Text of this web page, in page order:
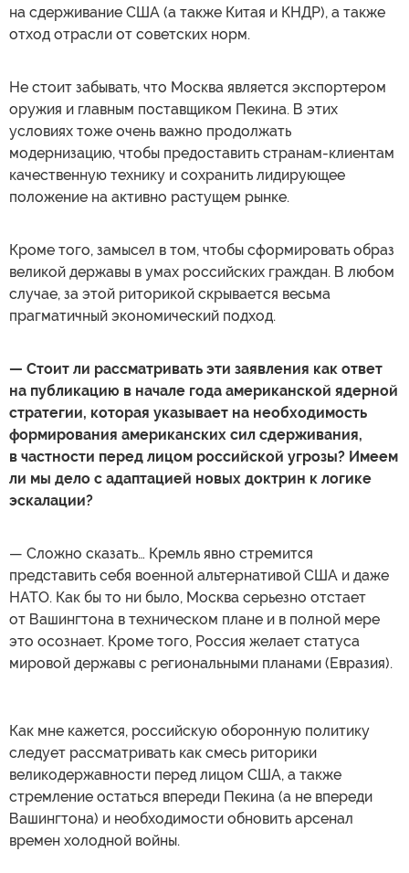
на сдерживание США (а также Китая и КНДР), а также
отход отрасли от советских норм.
Не стоит забывать, что Москва является экспортером
оружия и главным поставщиком Пекина. В этих
условиях тоже очень важно продолжать
модернизацию, чтобы предоставить странам-клиентам
качественную технику и сохранить лидирующее
положение на активно растущем рынке.
Кроме того, замысел в том, чтобы сформировать образ
великой державы в умах российских граждан. В любом
случае, за этой риторикой скрывается весьма
прагматичный экономический подход.
— Стоит ли рассматривать эти заявления как ответ
на публикацию в начале года американской ядерной
стратегии, которая указывает на необходимость
формирования американских сил сдерживания,
в частности перед лицом российской угрозы? Имеем
ли мы дело с адаптацией новых доктрин к логике
эскалации?
— Сложно сказать… Кремль явно стремится
представить себя военной альтернативой США и даже
НАТО. Как бы то ни было, Москва серьезно отстает
от Вашингтона в техническом плане и в полной мере
это осознает. Кроме того, Россия желает статуса
мировой державы с региональными планами (Евразия).
Как мне кажется, российскую оборонную политику
следует рассматривать как смесь риторики
великодержавности перед лицом США, а также
стремление остаться впереди Пекина (а не впереди
Вашингтона) и необходимости обновить арсенал
времен холодной войны.